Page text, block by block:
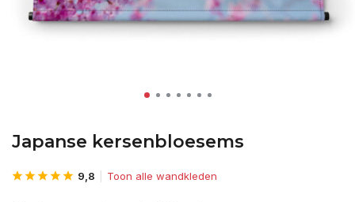
Japanse kersenbloesems
9,8 Toon alle wandkleden